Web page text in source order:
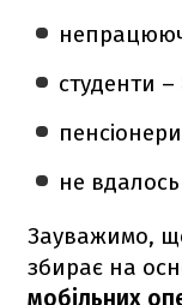
студенти –
не
Зауважимо,
збирає на
мобільних